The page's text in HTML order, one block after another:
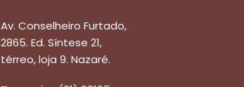
Av. Conselheiro Furtado,
2865. Ed. Síntese 21,
térreo, loja 9. Nazaré.